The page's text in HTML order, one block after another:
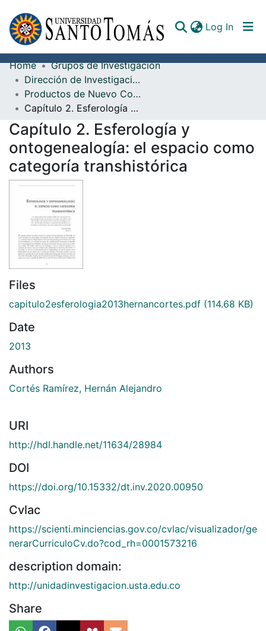
Log In
Communities & Collections
All of DSpace
Documents
Home
Grupos de Investigación
Dirección de Investigación e Innovación
Productos de Nuevo Conocimiento
Capítulo 2. Esferología y ontogenealogía: el espacio como categoría transhistórica
Capítulo 2. Esferología y
ontogenealogía: el espacio como
categoría transhistórica
Files
capitulo2esferologia2013hernancortes.pdf (114.68 KB)
Date
2013
Authors
Cortés Ramírez, Hernán Alejandro
URI
http://hdl.handle.net/11634/28984
DOI
https://doi.org/10.15332/dt.inv.2020.00950
Cvlac
https://scienti.minciencias.gov.co/cvlac/visualizador/ge
nerarCurriculoCv.do?cod_rh=0001573216
description domain:
http://unidadinvestigacion.usta.edu.co
Share